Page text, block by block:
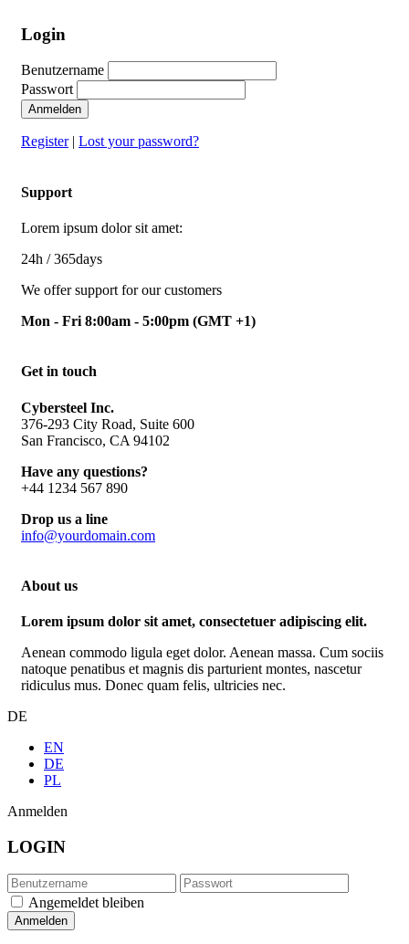
Login
Benutzername
Passwort
Anmelden
Register| Lost your password?
Support
Lorem ipsum dolor sit amet:
24h / 365days
We offer support for our customers
Mon - Fri 8:00am - 5:00pm (GMT +1)
Get in touch
Cybersteel Inc.
376-293 City Road, Suite 600
San Francisco, CA 94102
Have any questions?
+44 1234 567 890
Drop us a line
info@yourdomain.com
About us
Lorem ipsum dolor sit amet, consectetuer adipiscing elit.
Aenean commodo ligula eget dolor. Aenean massa. Cum sociis
natoque penatibus et magnis dis parturient montes, nascetur
ridiculus mus. Donec quam felis, ultricies nec.
DE
EN
DE
PL
Anmelden
LOGIN
Angemeldet bleiben